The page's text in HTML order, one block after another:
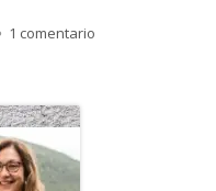
1 comentario